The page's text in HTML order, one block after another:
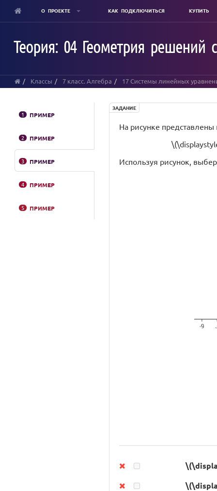
content
О ПРОЕКТЕ КАК ПОДКЛЮЧИТЬСЯ КУПИТЬ
Теория: 04 Геометрия
Классы 7 класс. Алгебра 17 Системы линейных
1 ПРИМЕР
2 ПРИМЕР
3 ПРИМЕР
4 ПРИМЕР
5 ПРИМЕР
ЗАДАНИЕ
На рисунке
Используя рисунок,